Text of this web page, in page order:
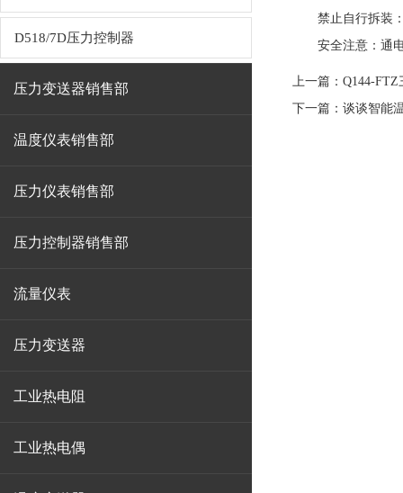
D518/7D压力控制器
压力变送器销售部
温度仪表销售部
压力仪表销售部
压力控制器销售部
流量仪表
压力变送器
工业热电阻
工业热电偶
禁止自行拆装：
安全注意：通电
上一篇： Q144-
下一篇： 谈谈智能